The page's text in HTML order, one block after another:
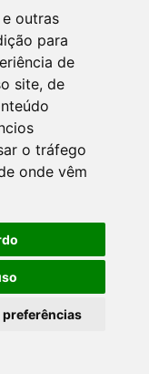
outras
para
de
site, de
o tráfego
onde vêm
preferências
Turismo
Ambiente
DE BOA VISTA DO